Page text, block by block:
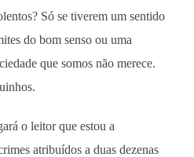
Só se tiverem um sentido
do bom senso ou uma
que somos não merece.
o leitor que estou a
atribuídos a duas dezenas